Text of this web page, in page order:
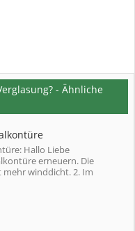
- Ähnliche
Hallo Liebe
erneuern. Die
mehr winddicht. 2. Im